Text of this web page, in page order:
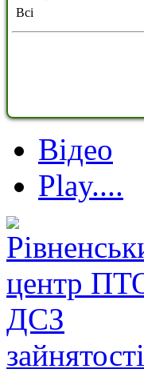
Всі
Відео
Play....
зайнятості